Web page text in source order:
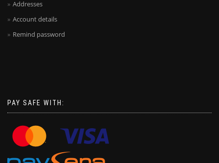
Addresses
Account details
Remind password
PAY SAFE WITH: